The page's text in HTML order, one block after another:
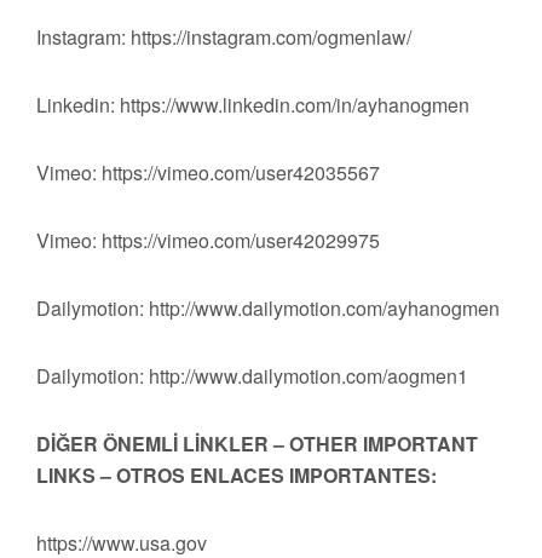
Instagram: https://instagram.com/ogmenlaw/
Linkedin: https://www.linkedin.com/in/ayhanogmen
Vimeo: https://vimeo.com/user42035567
Vimeo: https://vimeo.com/user42029975
Dailymotion: http://www.dailymotion.com/ayhanogmen
Dailymotion: http://www.dailymotion.com/aogmen1
DİĞER ÖNEMLİ LİNKLER – OTHER IMPORTANT
LINKS – OTROS ENLACES IMPORTANTES:
https://www.usa.gov